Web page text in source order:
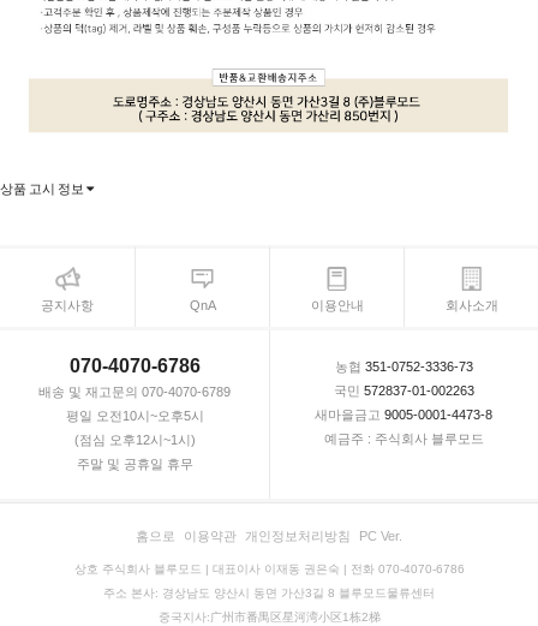
상품 고시 정보
공지사항 QnA 이용안내 회사소개
070-4070-6786
배송 및 재고문의 070-4070-6789
평일 오전10시~오후5시
(점심 오후12시~1시)
주말 및 공휴일 휴무
농협 351-0752-3336-73
국민 572837-01-002263
새마을금고 9005-0001-4473-8
예금주 : 주식회사 블루모드
홈으로 이용약관 개인정보처리방침 PC Ver.
상호 주식회사 블루모드 | 대표이사 이재동 권은숙 | 전화 070-4070-6786
주소 본사: 경상남도 양산시 동면 가산3길 8 블루모드물류센터
중국지사:广州市番禺区星河湾小区1栋2梯